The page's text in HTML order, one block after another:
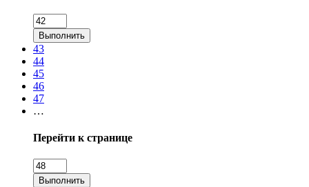
Выполнить
43
44
45
46
47
…
Перейти к странице
Выполнить